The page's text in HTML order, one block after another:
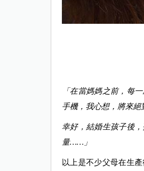
「在當媽媽之前，每
手機，我心想，將來絕
幸好，結婚生孩子後
量……」
以上是不少父母在生